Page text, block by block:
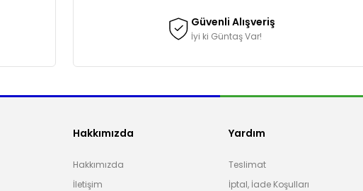
Güvenli Alışveriş
İyi ki Güntaş Var!
Hakkımızda
Hakkımızda
İletişim
Yardım
Teslimat
İptal, İade Koşulları